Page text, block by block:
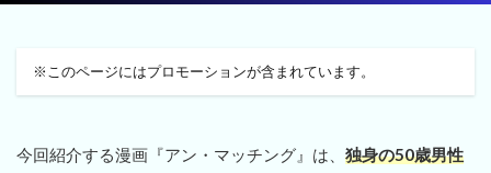
※このページにはプロモーションが含まれています。
今回紹介する漫画『アン・マッチング』は、 独身の50歳男性